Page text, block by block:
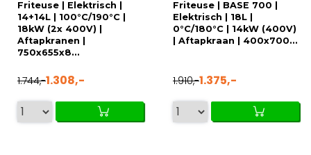
Friteuse | Elektrisch |
14+14L | 100°C/190°C |
18kW (2x 400V) |
Aftapkranen |
750x655x8...
1.744,-1.308,-
Friteuse | BASE 700 |
Elektrisch | 18L |
0°C/180°C | 14kW (400V)
| Aftapkraan | 400x700...
1.910,-1.375,-